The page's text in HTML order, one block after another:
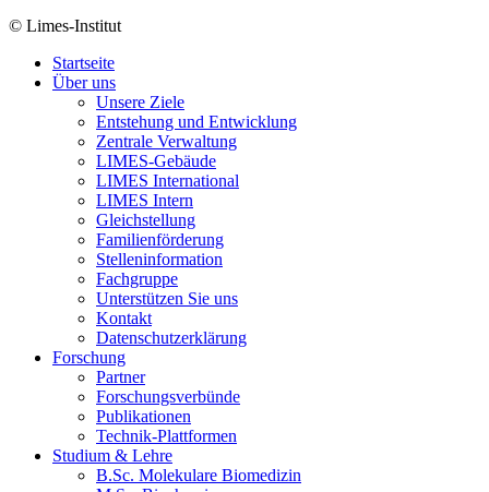
© Limes-Institut
Startseite
Über uns
Unsere Ziele
Entstehung und Entwicklung
Zentrale Verwaltung
LIMES-Gebäude
LIMES International
LIMES Intern
Gleichstellung
Familienförderung
Stelleninformation
Fachgruppe
Unterstützen Sie uns
Kontakt
Datenschutzerklärung
Forschung
Partner
Forschungsverbünde
Publikationen
Technik-Plattformen
Studium & Lehre
B.Sc. Molekulare Biomedizin